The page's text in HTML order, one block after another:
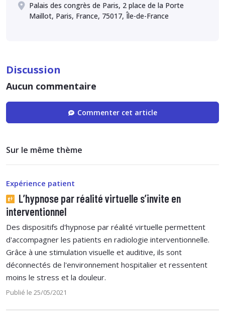
Palais des congrès de Paris, 2 place de la Porte
Maillot, Paris, France, 75017, Île-de-France
Discussion
Aucun commentaire
Commenter cet article
Sur le même thème
Expérience patient
L’hypnose par réalité virtuelle s’invite en
interventionnel
Des dispositifs d'hypnose par réalité virtuelle permettent
d'accompagner les patients en radiologie interventionnelle.
Grâce à une stimulation visuelle et auditive, ils sont
déconnectés de l'environnement hospitalier et ressentent
moins le stress et la douleur.
Publié le 25/05/2021